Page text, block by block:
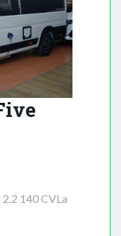
140 CVLa